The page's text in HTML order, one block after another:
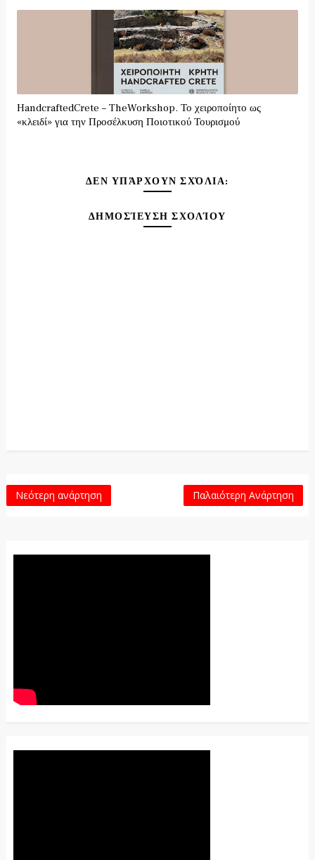
HandcraftedCrete – TheWorkshop. Το χειροποίητο ως
«κλειδί» για την Προσέλκυση Ποιοτικού Τουρισμού
ΔΕΝ ΥΠΆΡΧΟΥΝ ΣΧΌΛΙΑ:
ΔΗΜΟΣΊΕΥΣΗ ΣΧΟΛΊΟΥ
Νεότερη ανάρτηση Παλαιότερη Ανάρτηση